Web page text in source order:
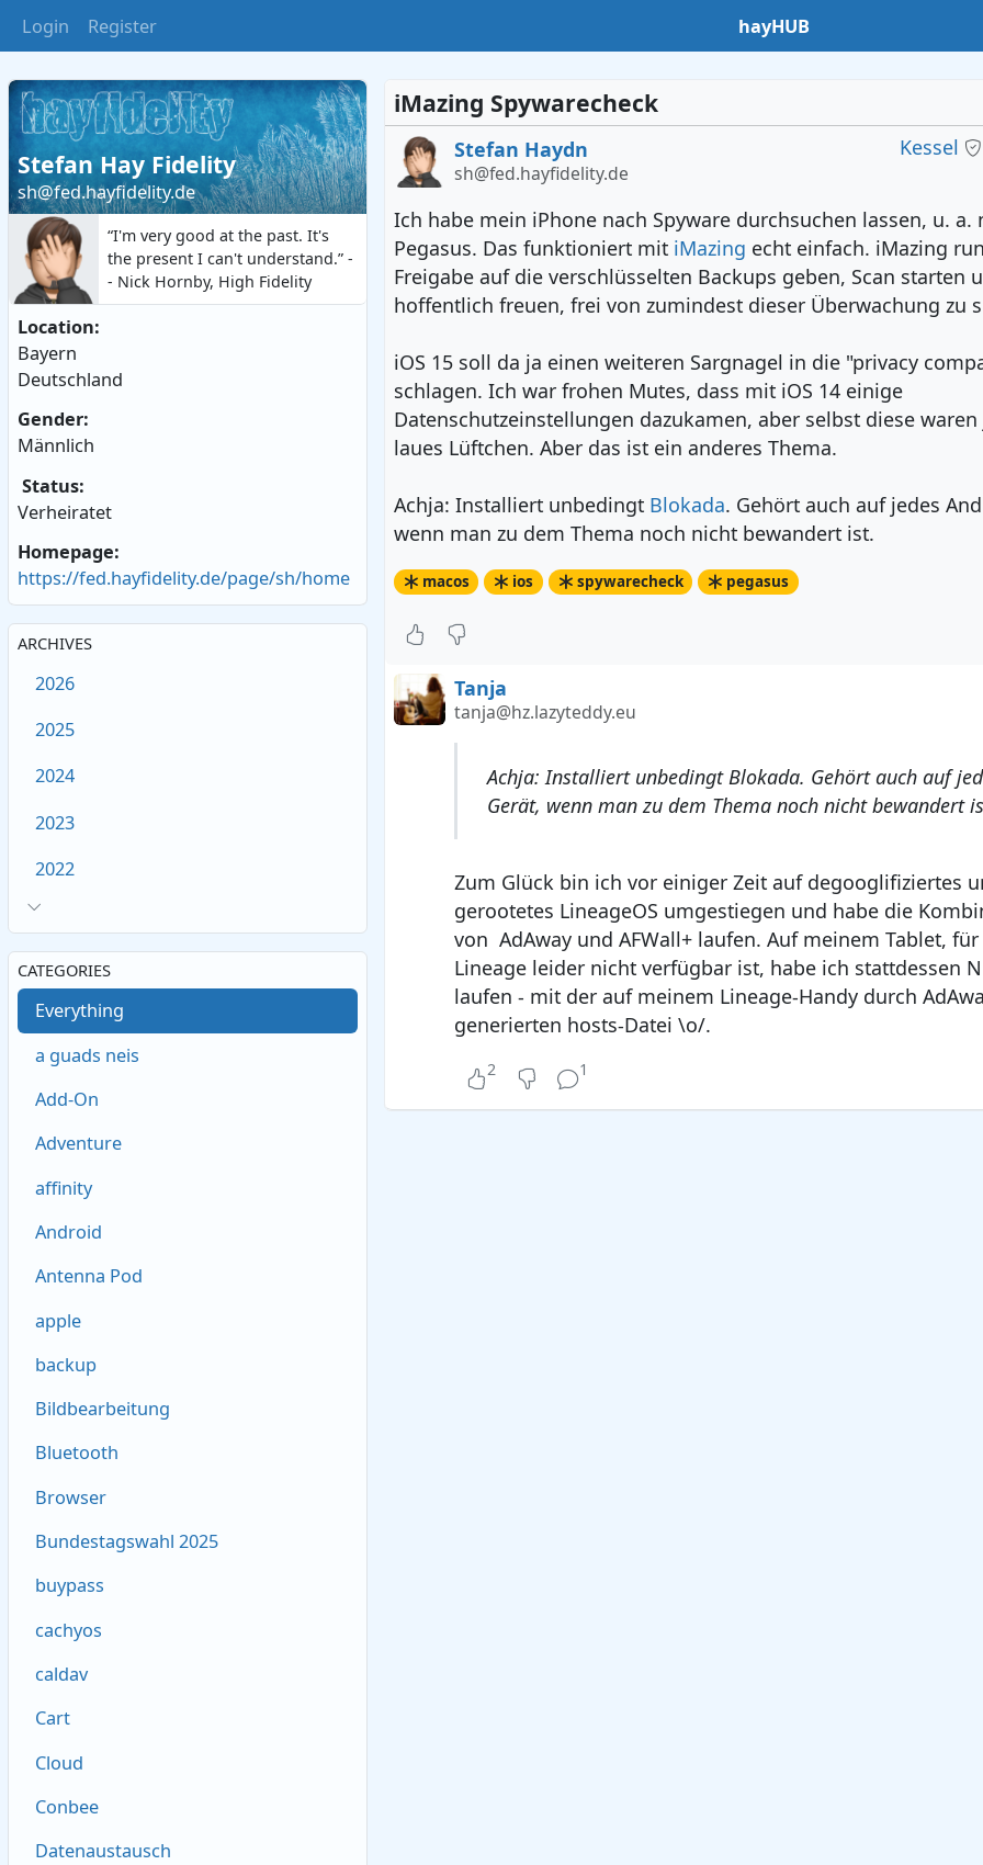
Login Register hayHUB
Stefan Hay Fidelity
sh@fed.hayfidelity.de
“I'm very good at the past. It's
the present I can't understand.” -
- Nick Hornby, High Fidelity
Location:
Bayern
Deutschland
Gender:
Männlich
Status:
Verheiratet
Homepage:
https://fed.hayfidelity.de/page/sh/home
ARCHIVES
2026
2025
2024
2023
2022
CATEGORIES
Everything
a guads neis
Add-On
Adventure
affinity
Android
Antenna Pod
apple
backup
Bildbearbeitung
Bluetooth
Browser
Bundestagswahl 2025
buypass
cachyos
caldav
Cart
Cloud
Conbee
Datenaustausch
iMazing Spywarecheck
Kessel
Stefan Haydn
sh@fed.hayfidelity.de
Ich habe mein iPhone nach Spyware durchsuchen lassen, u. a.
Pegasus. Das funktioniert mit iMazing echt einfach. iMazing
Freigabe auf die verschlüsselten Backups geben, Scan starten
hoffentlich freuen, frei von zumindest dieser Überwachung zu
iOS 15 soll da ja einen weiteren Sargnagel in die "privacy
schlagen. Ich war frohen Mutes, dass mit iOS 14 einige
Datenschutzeinstellungen dazukamen, aber selbst diese
laues Lüftchen. Aber das ist ein anderes Thema.
Achja: Installiert unbedingt Blokada. Gehört auch auf jedes
wenn man zu dem Thema noch nicht bewandert ist.
macos ios spywarecheck pegasus
Tanja
tanja@hz.lazyteddy.eu
Achja: Installiert unbedingt Blokada. Gehört auch auf
Gerät, wenn man zu dem Thema noch nicht bewandert
Zum Glück bin ich vor einiger Zeit auf degooglifiziertes
gerootetes LineageOS umgestiegen und habe die
von AdAway und AFWall+ laufen. Auf meinem Tablet,
Lineage leider nicht verfügbar ist, habe ich stattdessen
laufen - mit der auf meinem Lineage-Handy durch
generierten hosts-Datei \o/.
2 1